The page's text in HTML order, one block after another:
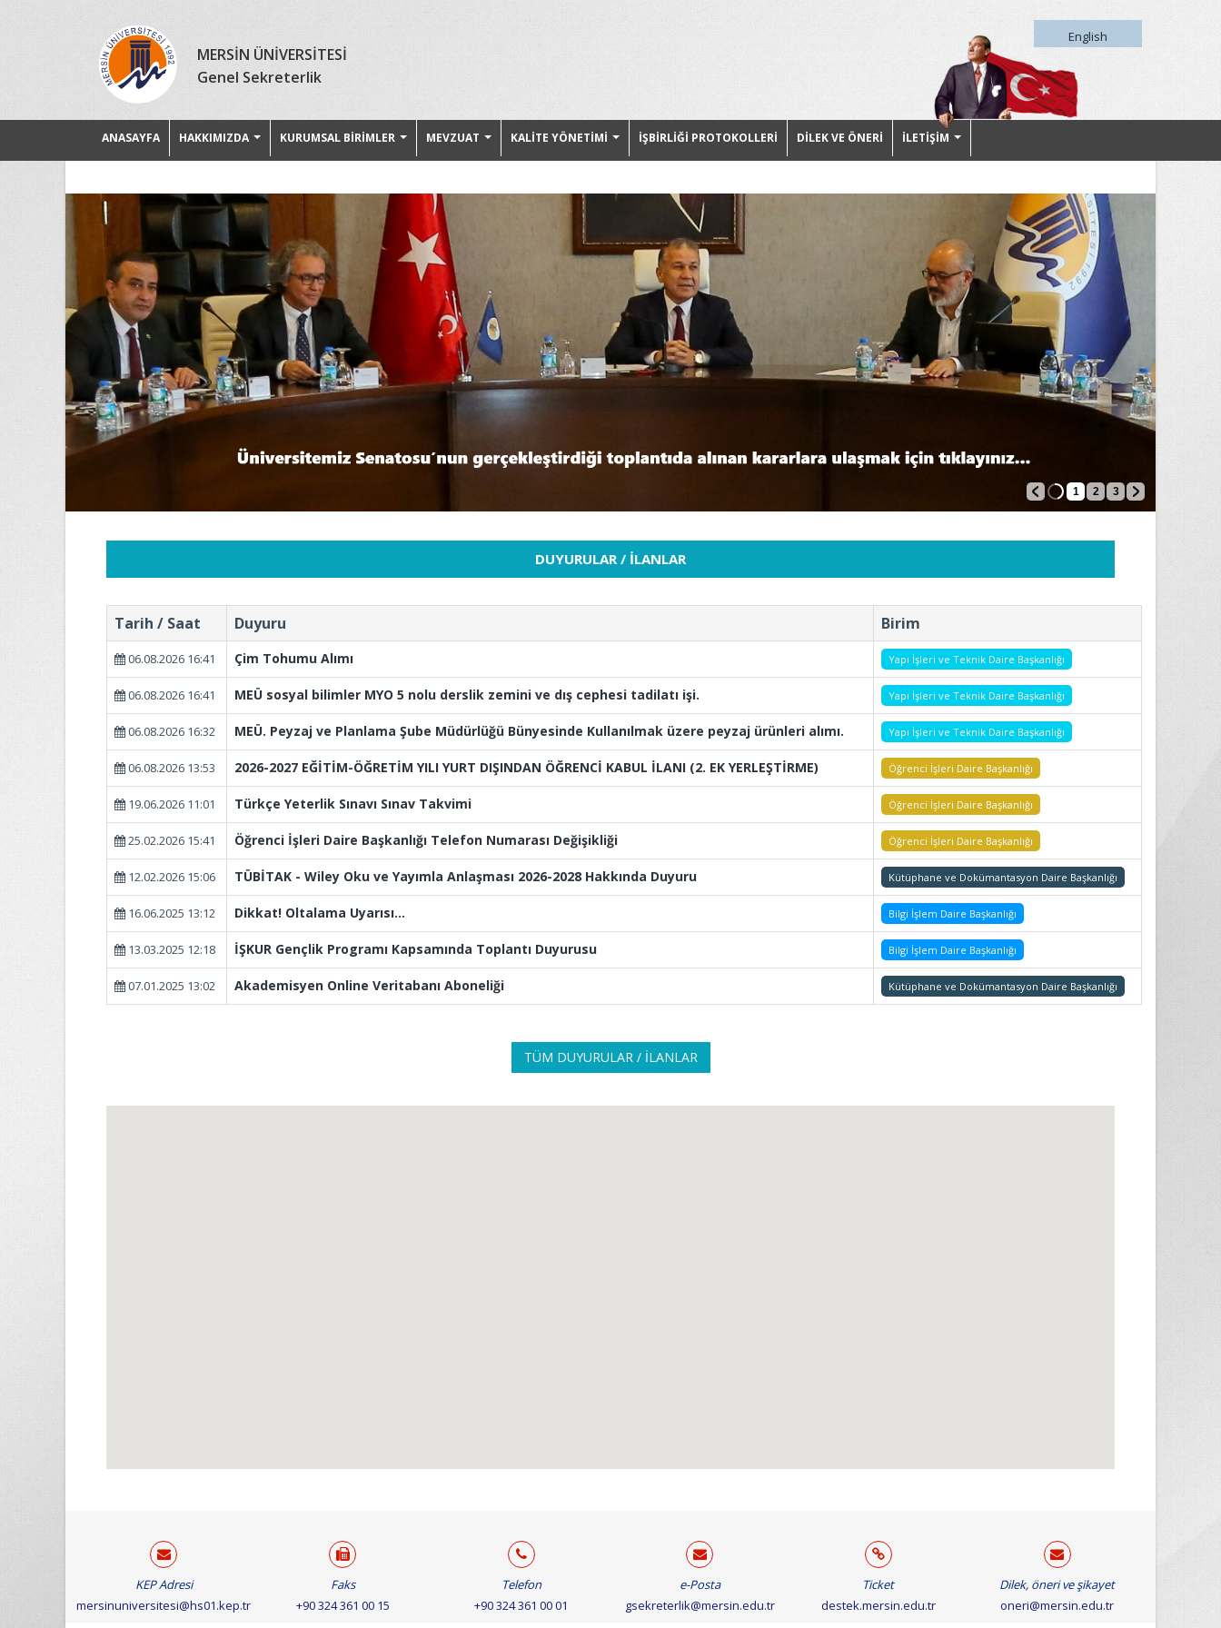
MERSİN ÜNİVERSİTESİ
Genel Sekreterlik
English
ANASAYFA HAKKIMIZDA KURUMSAL BİRİMLER MEVZUAT KALİTE YÖNETİMİ İŞBİRLİĞİ PROTOKOLLERİ DİLEK VE ÖNERİ İLETİŞİM
1 2 3
DUYURULAR / İLANLAR
Tarih / Saat Duyuru Birim
06.08.2026 16:41 Çim Tohumu Alımı Yapı İşleri ve Teknik Daire Başkanlığı
06.08.2026 16:41 MEÜ sosyal bilimler MYO 5 nolu derslik zemini ve dış cephesi tadilatı işi. Yapı İşleri ve Teknik Daire Başkanlığı
06.08.2026 16:32 MEÜ. Peyzaj ve Planlama Şube Müdürlüğü Bünyesinde Kullanılmak üzere peyzaj ürünleri alımı. Yapı İşleri ve Teknik Daire Başkanlığı
06.08.2026 13:53 2026-2027 EĞİTİM-ÖĞRETİM YILI YURT DIŞINDAN ÖĞRENCİ KABUL İLANI (2. EK YERLEŞTİRME) Öğrenci İşleri Daire Başkanlığı
19.06.2026 11:01 Türkçe Yeterlik Sınavı Sınav Takvimi Öğrenci İşleri Daire Başkanlığı
25.02.2026 15:41 Öğrenci İşleri Daire Başkanlığı Telefon Numarası Değişikliği Öğrenci İşleri Daire Başkanlığı
12.02.2026 15:06 TÜBİTAK - Wiley Oku ve Yayımla Anlaşması 2026-2028 Hakkında Duyuru Kütüphane ve Dokümantasyon Daire Başkanlığı
16.06.2025 13:12 Dikkat! Oltalama Uyarısı... Bilgi İşlem Daire Başkanlığı
13.03.2025 12:18 İŞKUR Gençlik Programı Kapsamında Toplantı Duyurusu Bilgi İşlem Daire Başkanlığı
07.01.2025 13:02 Akademisyen Online Veritabanı Aboneliği Kütüphane ve Dokümantasyon Daire Başkanlığı
TÜM DUYURULAR / İLANLAR
KEP Adresi
mersinuniversitesi@hs01.kep.tr
Faks
+90 324 361 00 15
Telefon
+90 324 361 00 01
e-Posta
gsekreterlik@mersin.edu.tr
Ticket
destek.mersin.edu.tr
Dilek, öneri ve şikayet
oneri@mersin.edu.tr